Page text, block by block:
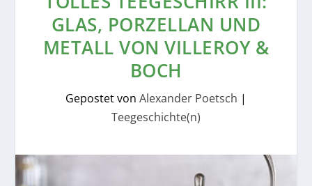
GLAS, PORZELLAN UND
METALL VON VILLEROY &
BOCH
Gepostet von Alexander Poetsch |
Teegeschichte(n)